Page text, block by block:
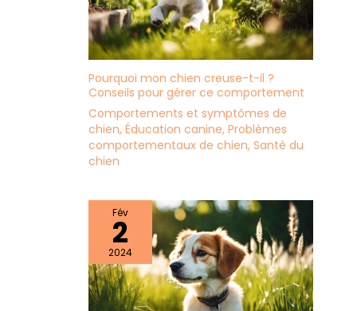
Pourquoi mon chien creuse-t-il ?
Conseils pour gérer ce comportement
Comportements et symptômes de
chien, Éducation canine, Problèmes
comportementaux de chien, Santé du
chien
Fév
2
2024